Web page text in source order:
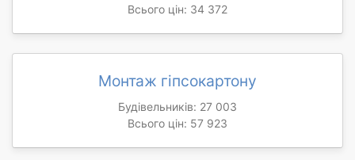
Всього цін: 34 372
Монтаж гіпсокартону
Будівельників: 27 003
Всього цін: 57 923